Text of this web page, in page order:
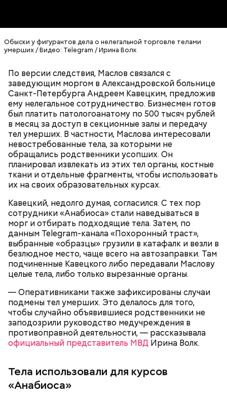
Обыски у фигурантов дела о нелегальной торговле телами
умерших / Видео: Telegram / Ирина Волк
По версии следствия, Маслов связался с
заведующим моргом в Александровской больнице
Санкт-Петербурга Андреем Кавецким, предложив
ему нелегальное сотрудничество. Бизнесмен готов
был платить патологоанатому по 500 тысяч рублей
в месяц за доступ в секционные залы и передачу
тел умерших. В частности, Маслова интересовали
невостребованные тела, за которыми не
обращались родственники усопших. Он
планировал извлекать из этих тел органы, костные
ткани и отдельные фрагменты, чтобы использовать
их на своих образовательных курсах.
Кавецкий, недолго думая, согласился. С тех пор
сотрудники «Анабиоса» стали наведываться в
морг и отбирать подходящие тела. Затем, по
данным Telegram-канала «Похоронный траст»,
выбранные «образцы» грузили в катафалк и везли в
безлюдное место, чаще всего на автозаправки. Там
подчиненные Кавецкого либо передавали Маслову
целые тела, либо только вырезанные органы.
— Оперативниками также зафиксированы случаи
подмены тел умерших. Это делалось для того,
чтобы случайно объявившиеся родственники не
заподозрили руководство медучреждения в
противоправной деятельности, — рассказывала
официальный представитель МВД Ирина Волк.
Тела использовали для курсов
«Анабиоса»
Продажа квартиры в «Москве-Сити»
Хотя Гасанов якобы «не осознавал преступный
характер своих действий», он зачем-то начал
активно распродавать имущество, вызвавшее
вопросы у оперативников. Сначала он избавился от
автомобиля Rolls-Royce Cullinan, затем выставил на
продажу трехкомнатную квартиру в «Москве-
за пачку печенья.